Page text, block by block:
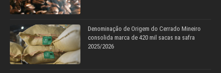
Denominação de Origem do Cerrado Mineiro
consolida marca de 420 mil sacas na safra
2025/2026